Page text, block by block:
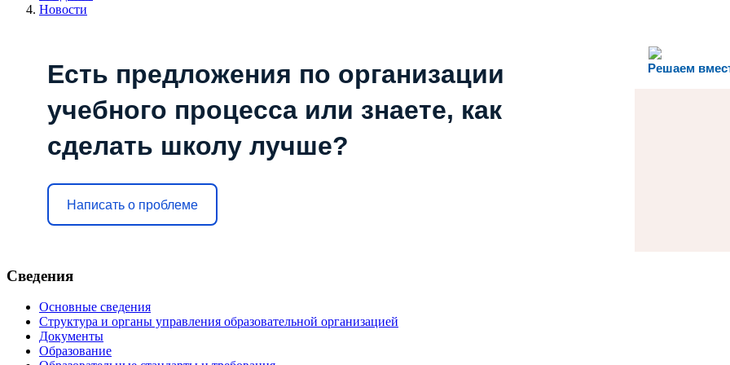
Новости
Решаем
Есть предложения по организации
учебного процесса или знаете, как
сделать школу лучше?
Написать о проблеме
Сведения
Основные сведения
Структура и органы управления образовательной организацией
Документы
Образование